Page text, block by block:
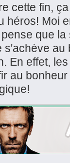
cette fin,
héros! Moi
que
s'achève
En effet,
au